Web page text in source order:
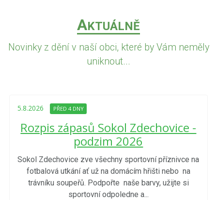
AKTUÁLNĚ
Novinky z dění v naší obci, které by Vám neměly
uniknout...
5.8.2026 PŘED 4 DNY
Rozpis zápasů Sokol Zdechovice -
podzim 2026
Sokol Zdechovice zve všechny sportovní příznivce na
fotbalová utkání ať už na domácím hřišti nebo na
trávníku soupeřů. Podpořte naše barvy, užijte si
sportovní odpoledne a...